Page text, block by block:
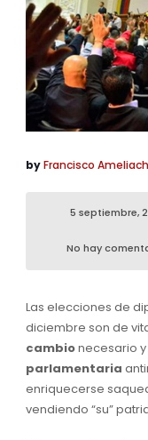
byFrancisco Ameliach
5 septiembre,
No hay
Las elecciones de
diciembre son de
cambionecesario
parlamentaria
enriquecerse
vendiendo “su”